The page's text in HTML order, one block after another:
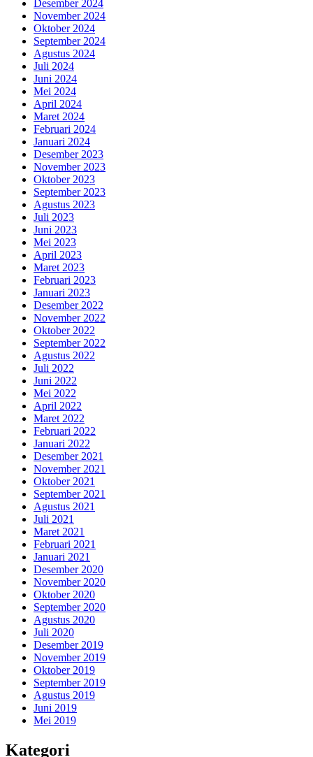
Desember 2024
November 2024
Oktober 2024
September 2024
Agustus 2024
Juli 2024
Juni 2024
Mei 2024
April 2024
Maret 2024
Februari 2024
Januari 2024
Desember 2023
November 2023
Oktober 2023
September 2023
Agustus 2023
Juli 2023
Juni 2023
Mei 2023
April 2023
Maret 2023
Februari 2023
Januari 2023
Desember 2022
November 2022
Oktober 2022
September 2022
Agustus 2022
Juli 2022
Juni 2022
Mei 2022
April 2022
Maret 2022
Februari 2022
Januari 2022
Desember 2021
November 2021
Oktober 2021
September 2021
Agustus 2021
Juli 2021
Maret 2021
Februari 2021
Januari 2021
Desember 2020
November 2020
Oktober 2020
September 2020
Agustus 2020
Juli 2020
Desember 2019
November 2019
Oktober 2019
September 2019
Agustus 2019
Juni 2019
Mei 2019
Kategori